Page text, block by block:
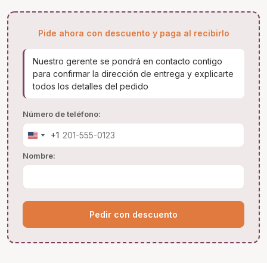
Pide ahora con descuento y paga al recibirlo
Nuestro gerente se pondrá en contacto contigo
para confirmar la dirección de entrega y explicarte
todos los detalles del pedido
Número de teléfono:
United
States
+1
+1
Nombre:
Pedir con descuento